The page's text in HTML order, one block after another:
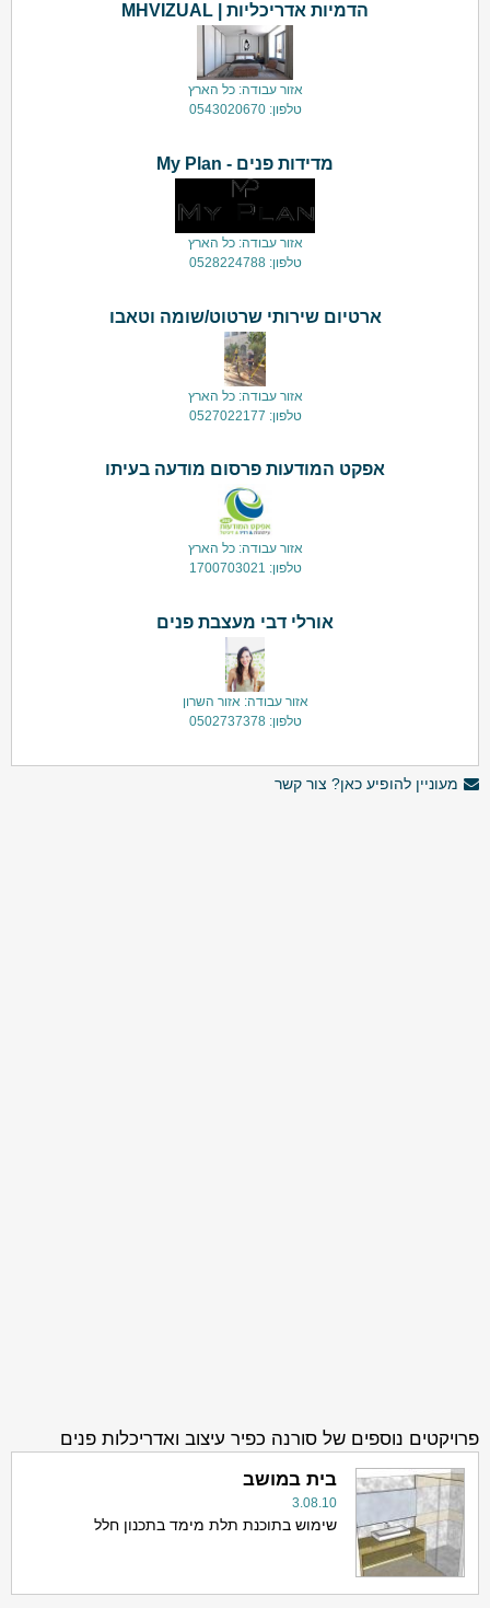
הדמיות אדריכליות | MHVIZUAL
אזור עבודה: כל הארץ
טלפון: 0543020670
מדידות פנים - My Plan
אזור עבודה: כל הארץ
טלפון: 0528224788
ארטיום שירותי שרטוט/שומה וטאבו
אזור עבודה: כל הארץ
טלפון: 0527022177
אפקט המודעות פרסום מודעה בעיתו
אזור עבודה: כל הארץ
טלפון: 1700703021
אורלי דבי מעצבת פנים
אזור עבודה: אזור השרון
טלפון: 0502737378
מעוניין להופיע כאן? צור קשר
פרויקטים נוספים של סורנה כפיר עיצוב ואדריכלות פנים
בית במושב
3.08.10
שימוש בתוכנת תלת מימד בתכנון חלל